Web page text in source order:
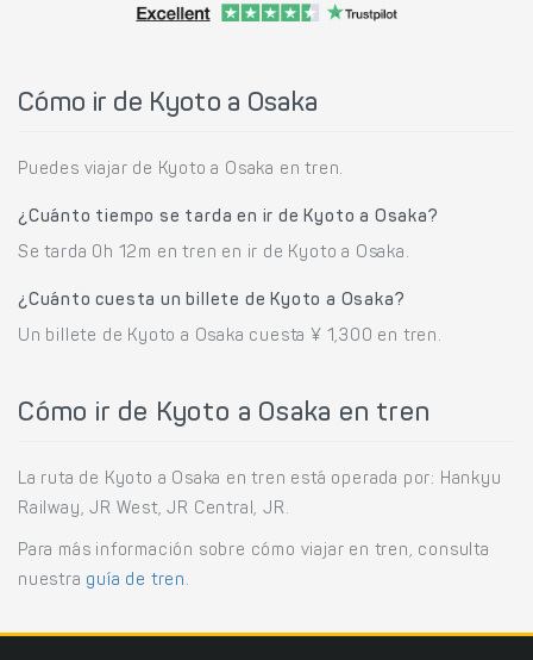
Cómo ir de Kyoto a Osaka
Puedes viajar de Kyoto a Osaka en tren.
¿Cuánto tiempo se tarda en ir de Kyoto a Osaka?
Se tarda 0h 12m en tren en ir de Kyoto a Osaka.
¿Cuánto cuesta un billete de Kyoto a Osaka?
Un billete de Kyoto a Osaka cuesta ¥ 1,300 en tren.
Cómo ir de Kyoto a Osaka en tren
La ruta de Kyoto a Osaka en tren está operada por: Hankyu
Railway, JR West, JR Central, JR.
Para más información sobre cómo viajar en tren, consulta
nuestra guía de tren .